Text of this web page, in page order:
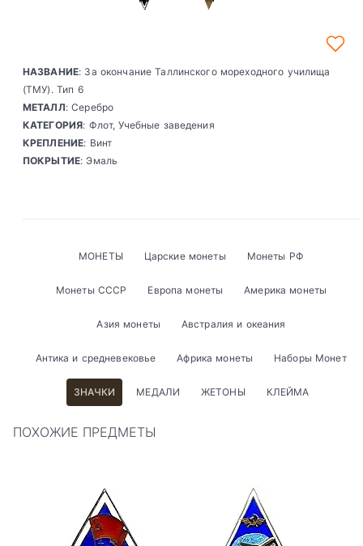
НАЗВАНИЕ: За окончание Таллинского мореходного училища
(ТМУ). Тип 6
МЕТАЛЛ: Серебро
КАТЕГОРИЯ: Флот, Учебные заведения
КРЕПЛЕНИЕ: Винт
ПОКРЫТИЕ: Эмаль
МОНЕТЫ Царские монеты Монеты РФ
Монеты СССР Европа монеты Америка монеты
Азия монеты Австралия и океания
Антика и средневековье Африка монеты Наборы Монет
ЗНАЧКИ МЕДАЛИ ЖЕТОНЫ КЛЕЙМА
ПОХОЖИЕ ПРЕДМЕТЫ